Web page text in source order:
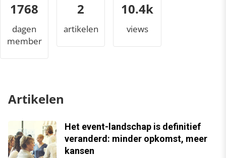
1768
dagen
member
2
artikelen
10.9k
views
Artikelen
Het event-landschap is definitief
veranderd: minder opkomst, meer
kansen